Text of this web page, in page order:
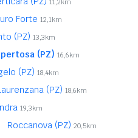
Forte 12,1km
(PZ) 13,3km
(PZ) 16,6km
(PZ) 18,4km
(PZ) 18,6km
19,3km
Roccanova (PZ) 20,5km